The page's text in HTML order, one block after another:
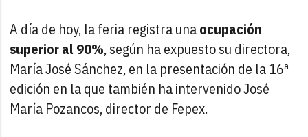
A día de hoy, la feria registra unaocupación
superior al 90%, según ha expuesto su directora,
María José Sánchez, en la presentación de la 16ª
edición en la que también ha intervenido José
María Pozancos, director de Fepex.